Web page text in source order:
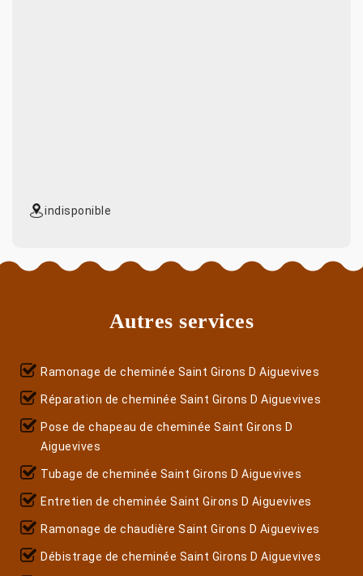
indisponible
Autres services
Ramonage de cheminée Saint Girons D Aiguevives
Réparation de cheminée Saint Girons D Aiguevives
Pose de chapeau de cheminée Saint Girons D
Aiguevives
Tubage de cheminée Saint Girons D Aiguevives
Entretien de cheminée Saint Girons D Aiguevives
Ramonage de chaudière Saint Girons D Aiguevives
Débistrage de cheminée Saint Girons D Aiguevives